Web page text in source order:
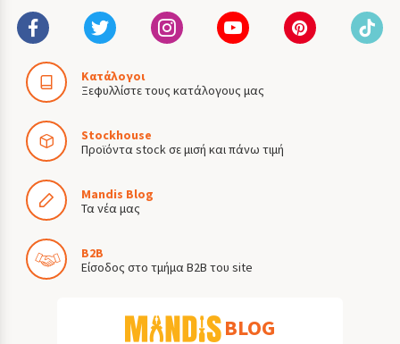
Κατάλογοι
Ξεφυλλίστε τους κατάλογους μας
Stockhouse
Προϊόντα stock σε μισή και πάνω τιμή
Mandis Blog
Τα νέα μας
B2B
Είσοδος στο τμήμα B2B του site
BLOG